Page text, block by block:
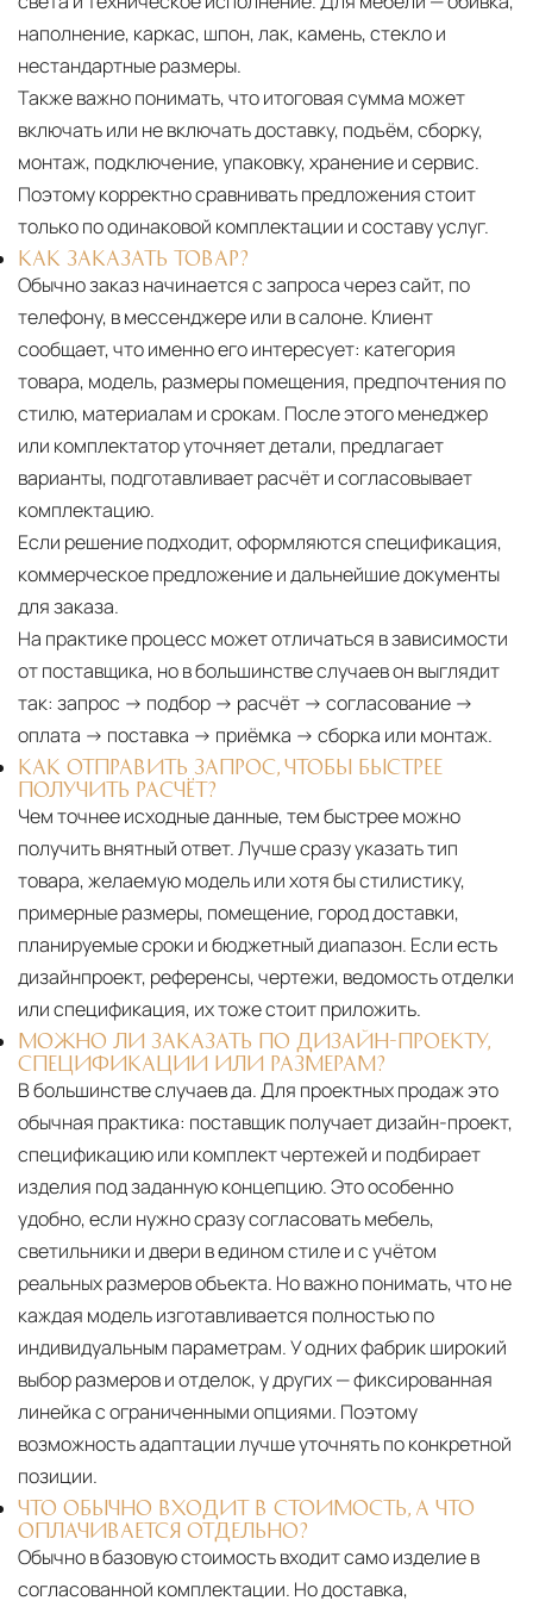
наполнение, каркас, шпон, лак, камень, стекло и
нестандартные размеры.
Также важно понимать, что итоговая сумма может
включать или не включать доставку, подъём, сборку,
монтаж, подключение, упаковку, хранение и сервис.
Поэтому корректно сравнивать предложения стоит
только по одинаковой комплектации и составу услуг.
КАК ЗАКАЗАТЬ ТОВАР?
Обычно заказ начинается с запроса через сайт, по
телефону, в мессенджере или в салоне. Клиент
сообщает, что именно его интересует: категория
товара, модель, размеры помещения, предпочтения по
стилю, материалам и срокам. После этого менеджер
или комплектатор уточняет детали, предлагает
варианты, подготавливает расчёт и согласовывает
комплектацию.
Если решение подходит, оформляются спецификация,
коммерческое предложение и дальнейшие документы
для заказа.
На практике процесс может отличаться в зависимости
от поставщика, но в большинстве случаев он выглядит
так: запрос → подбор → расчёт → согласование →
оплата → поставка → приёмка → сборка или монтаж.
КАК ОТПРАВИТЬ ЗАПРОС, ЧТОБЫ БЫСТРЕЕ
ПОЛУЧИТЬ РАСЧЁТ?
Чем точнее исходные данные, тем быстрее можно
получить внятный ответ. Лучше сразу указать тип
товара, желаемую модель или хотя бы стилистику,
примерные размеры, помещение, город доставки,
планируемые сроки и бюджетный диапазон. Если есть
дизайнпроект, референсы, чертежи, ведомость отделки
или спецификация, их тоже стоит приложить.
МОЖНО ЛИ ЗАКАЗАТЬ ПО ДИЗАЙН-ПРОЕКТУ,
СПЕЦИФИКАЦИИ ИЛИ РАЗМЕРАМ?
В большинстве случаев да. Для проектных продаж это
обычная практика: поставщик получает дизайн-проект,
спецификацию или комплект чертежей и подбирает
изделия под заданную концепцию. Это особенно
удобно, если нужно сразу согласовать мебель,
светильники и двери в едином стиле и с учётом
реальных размеров объекта. Но важно понимать, что не
каждая модель изготавливается полностью по
индивидуальным параметрам. У одних фабрик широкий
выбор размеров и отделок, у других — фиксированная
линейка с ограниченными опциями. Поэтому
возможность адаптации лучше уточнять по конкретной
позиции.
ЧТО ОБЫЧНО ВХОДИТ В СТОИМОСТЬ, А ЧТО
ОПЛАЧИВАЕТСЯ ОТДЕЛЬНО?
Обычно в базовую стоимость входит само изделие в
согласованной комплектации. Но доставка,